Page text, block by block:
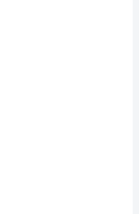
Máy rửa bát có
một lần rửa
4-10 người.